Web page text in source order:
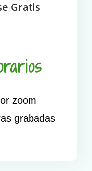
Gratis
zoom
grabadas